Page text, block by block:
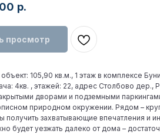
р.
просмотр
105,90 кв.м., 1 этаж в комплексе
4кв. , этажей: 22, адрес Столбово дер.,
дворами и подземными
природном окружении. Рядом –
получить захватывающие впечатления и
будет уезжать далеко от дома –